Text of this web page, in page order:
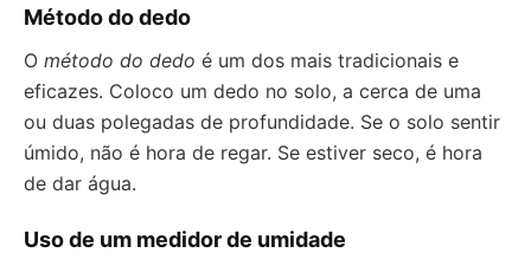
Método do dedo
O método do dedo é um dos mais tradicionais e
eficazes. Coloco um dedo no solo, a cerca de uma
ou duas polegadas de profundidade. Se o solo sentir
úmido, não é hora de regar. Se estiver seco, é hora
de dar água.
Uso de um medidor de umidade